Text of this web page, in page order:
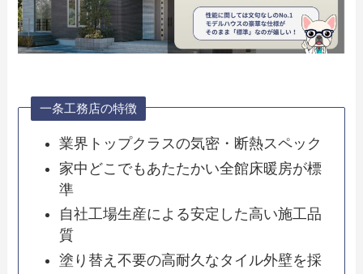
一条工務店の特徴
業界トップクラスの気密・断熱スペック
家中どこでもあたたかい全館床暖房が標
準
自社工場生産による安定した高い施工品
質
塗り替え不要の高耐久なタイル外壁を採